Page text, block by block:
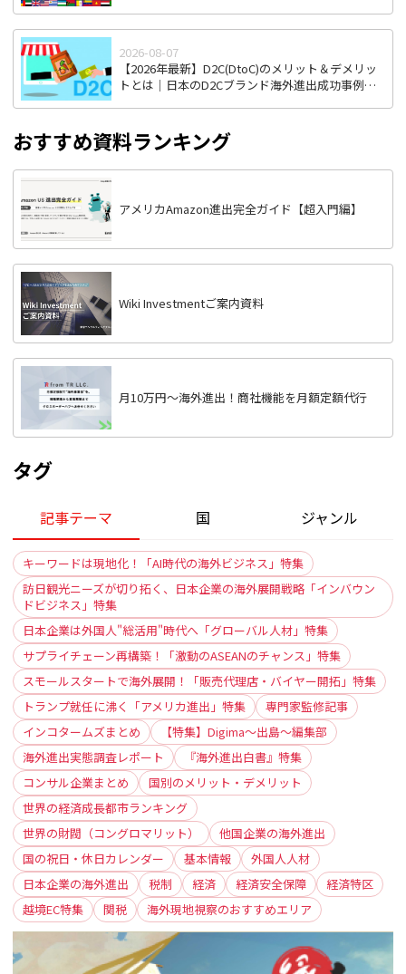
2026-08-07
【2026年最新】D2C(DtoC)のメリット＆デメリッ
トとは｜日本のD2Cブランド海外進出成功事例と
おすすめ資料ランキング
アメリカAmazon進出完全ガイド【超入門編】
Wiki Investmentご案内資料
月10万円〜海外進出！商社機能を月額定額代行
タグ
記事テーマ 国 ジャンル
キーワードは現地化！「AI時代の海外ビジネス」特集
訪日観光ニーズが切り拓く、日本企業の海外展開戦略「インバウン
ドビジネス」特集
日本企業は外国人"総活用"時代へ「グローバル人材」特集
サプライチェーン再構築！「激動のASEANのチャンス」特集
スモールスタートで海外展開！「販売代理店・バイヤー開拓」特集
トランプ就任に沸く「アメリカ進出」特集
専門家監修記事
インコタームズまとめ
【特集】Digima〜出島〜編集部
海外進出実態調査レポート
『海外進出白書』特集
コンサル企業まとめ
国別のメリット・デメリット
世界の経済成長都市ランキング
世界の財閥（コングロマリット）
他国企業の海外進出
国の祝日・休日カレンダー
基本情報
外国人人材
日本企業の海外進出
税制 経済 経済安全保障
経済特区
越境EC特集
関税 海外現地視察のおすすめエリア